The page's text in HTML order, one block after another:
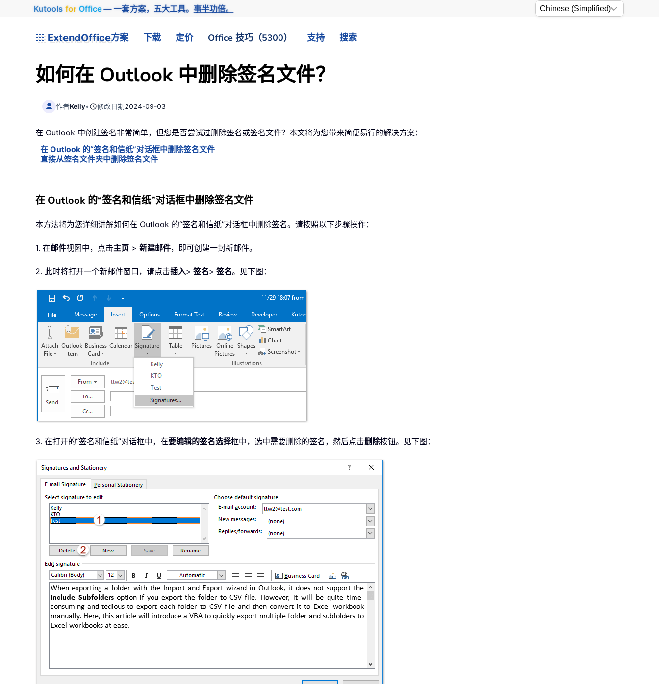
Kutools for Office— 一套方案，五大工具。事半功倍。
ExtendOffice方案 下载 定价 Office 技巧（5300） 支持 搜索
如何在 Outlook 中删除签名文件？
作者Kelly• 修改日期2024-09-03
在 Outlook 中创建签名非常简单，但您是否尝试过删除签名或签名文件？本文将为您带来简便易行的解决方案：
在 Outlook 的“签名和信纸”对话框中删除签名文件
直接从签名文件夹中删除签名文件
在 Outlook 的“签名和信纸”对话框中删除签名文件
本方法将为您详细讲解如何在 Outlook 的“签名和信纸”对话框中删除签名。请按照以下步骤操作：
1. 在邮件视图中，点击主页 > 新建邮件，即可创建一封新邮件。
2. 此时将打开一个新邮件窗口，请点击插入> 签名> 签名。见下图：
3. 在打开的“签名和信纸”对话框中，在要编辑的签名选择框中，选中需要删除的签名，然后点击删除按钮。见下图：